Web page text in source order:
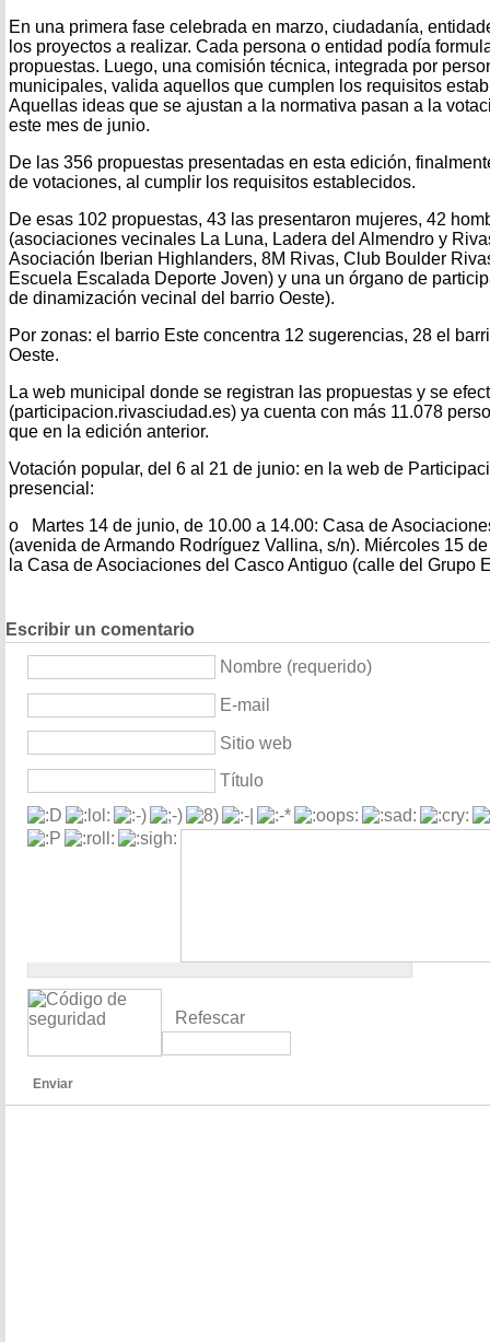
En una primera fase celebrada en marzo, ciudadanía,
los proyectos a realizar. Cada persona o entidad podía
propuestas. Luego, una comisión técnica, integrada por
municipales, valida aquellos que cumplen los requisitos
Aquellas ideas que se ajustan a la normativa pasan a la
este mes de junio.
De las 356 propuestas presentadas en esta edición,
de votaciones, al cumplir los requisitos establecidos.
De esas 102 propuestas, 43 las presentaron mujeres, 42
(asociaciones vecinales La Luna, Ladera del Almendro y
Asociación Iberian Highlanders, 8M Rivas, Club Boulder
Escuela Escalada Deporte Joven) y una un órgano de
de dinamización vecinal del barrio Oeste).
Por zonas: el barrio Este concentra 12 sugerencias, 28 el
Oeste.
La web municipal donde se registran las propuestas y se
(participacion.rivasciudad.es) ya cuenta con más 11.078
que en la edición anterior.
Votación popular, del 6 al 21 de junio: en la web de
presencial:
o Martes 14 de junio, de 10.00 a 14.00: Casa de
(avenida de Armando Rodríguez Vallina, s/n). Miércoles 15
la Casa de Asociaciones del Casco Antiguo (calle del Grupo
Escribir un comentario
Nombre (requerido)
E-mail
Sitio web
Título
Refescar
Enviar